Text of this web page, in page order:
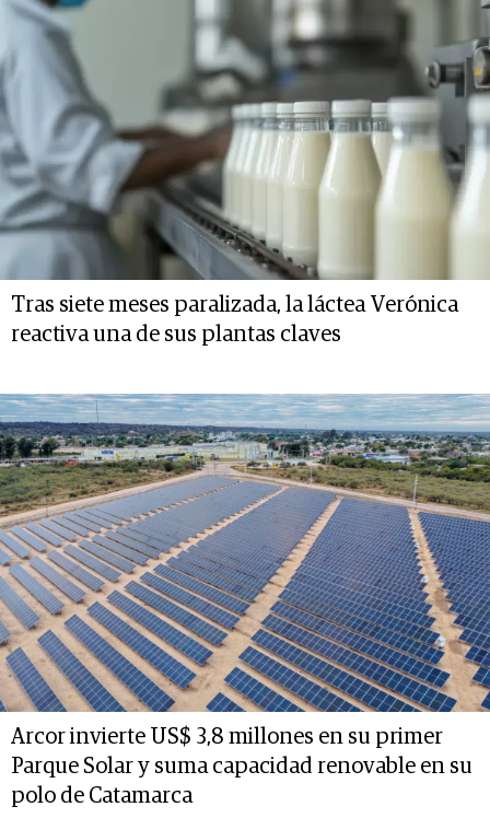
Tras siete meses paralizada, la láctea Verónica
reactiva una de sus plantas claves
Arcor invierte US$ 3,8 millones en su primer
Parque Solar y suma capacidad renovable en su
polo de Catamarca